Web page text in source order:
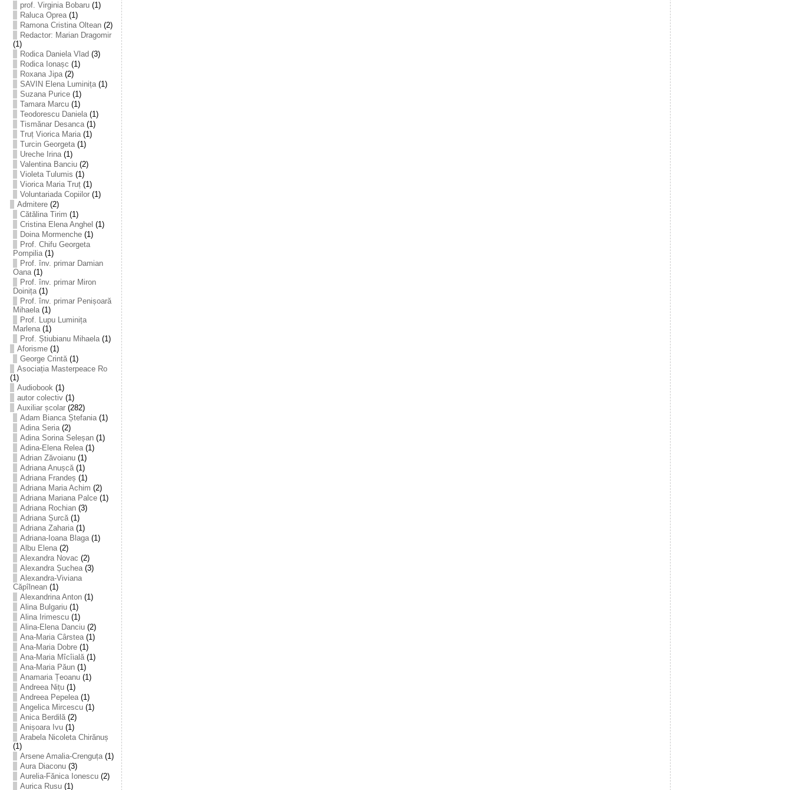
prof. Virginia Bobaru(1)
Raluca Oprea(1)
Ramona Cristina Oltean(2)
Redactor: Marian Dragomir
(1)
Rodica Daniela Vlad (3)
Rodica Ionașc (1)
Roxana Jipa(2)
SAVIN Elena Luminița(1)
Suzana Purice(1)
Tamara Marcu(1)
Teodorescu Daniela(1)
Tismănar Desanca(1)
Truț Viorica Maria(1)
Turcin Georgeta(1)
Ureche Irina(1)
Valentina Banciu(2)
Violeta Tulumis (1)
Viorica Maria Truț(1)
Voluntariada Copiilor(1)
Admitere(2)
Cătălina Tirim (1)
Cristina Elena Anghel (1)
Doina Mormenche(1)
Prof. Chifu Georgeta
Pompilia(1)
Prof. înv. primar Damian
Oana(1)
Prof. înv. primar Miron
Doinița(1)
Prof. înv. primar Penișoară
Mihaela(1)
Prof. Lupu Luminița
Marlena(1)
Prof. Știubianu Mihaela(1)
Aforisme(1)
George Crintă(1)
Asociația Masterpeace Ro
(1)
Audiobook(1)
autor colectiv(1)
Auxiliar școlar(282)
Adam Bianca Ștefania(1)
Adina Seria(2)
Adina Sorina Seleșan(1)
Adina-Elena Relea(1)
Adrian Zăvoianu(1)
Adriana Anușcă(1)
Adriana Frandeș (1)
Adriana Maria Achim (2)
Adriana Mariana Palce(1)
Adriana Rochian(3)
Adriana Șurcă(1)
Adriana Zaharia(1)
Adriana-Ioana Blaga(1)
Albu Elena(2)
Alexandra Novac (2)
Alexandra Șuchea(3)
Alexandra-Viviana
Căpîlnean(1)
Alexandrina Anton(1)
Alina Bulgariu(1)
Alina Irimescu(1)
Alina-Elena Danciu(2)
Ana-Maria Cârstea(1)
Ana-Maria Dobre(1)
Ana-Maria Mîcîială(1)
Ana-Maria Păun(1)
Anamaria Țeoanu(1)
Andreea Nițu(1)
Andreea Pepelea(1)
Angelica Mircescu(1)
Anica Berdilă(2)
Anișoara Ivu(1)
Arabela Nicoleta Chirănuș
(1)
Arsene Amalia-Crenguța(1)
Aura Diaconu(3)
Aurelia-Fănica Ionescu(2)
Aurica Rusu(1)